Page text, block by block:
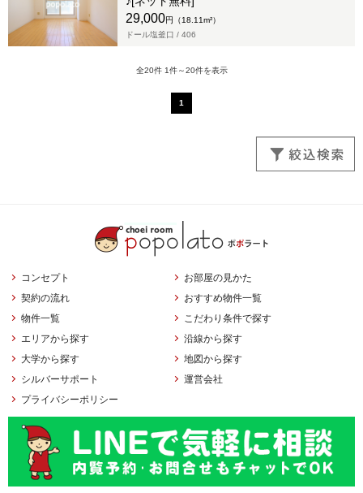
29,000円（18.11m²）
ドール塩釜口 / 406
全20件 1件～20件を表示
1
コンセプト
お部屋の見かた
契約の流れ
おすすめ物件一覧
物件一覧
こだわり条件で探す
エリアから探す
沿線から探す
大学から探す
地図から探す
シルバーサポート
運営会社
プライバシーポリシー